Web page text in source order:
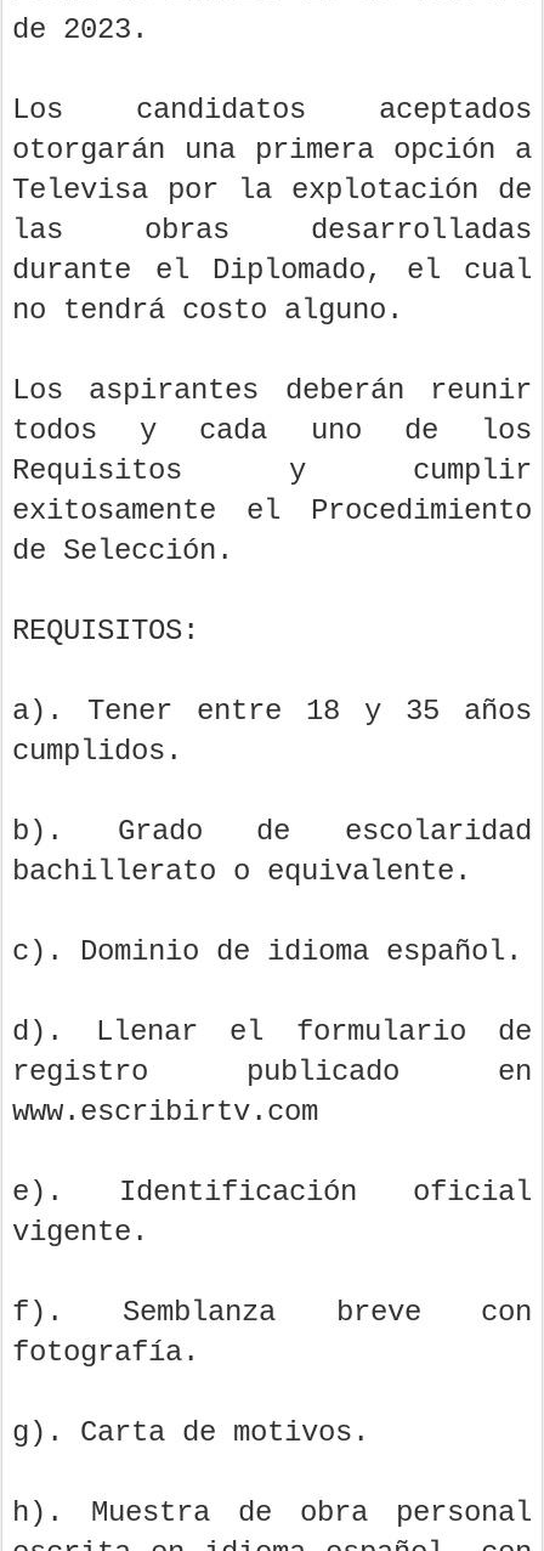
de 2023.
Los candidatos aceptados
otorgarán una primera opción a
Televisa por la explotación de
las obras desarrolladas
durante el Diplomado, el cual
no tendrá costo alguno.
Los aspirantes deberán reunir
todos y cada uno de los
Requisitos y cumplir
exitosamente el Procedimiento
de Selección.
REQUISITOS:
a). Tener entre 18 y 35 años
cumplidos.
b). Grado de escolaridad
bachillerato o equivalente.
c). Dominio de idioma español.
d). Llenar el formulario de
registro publicado en
www.escribirtv.com
e). Identificación oficial
vigente.
f). Semblanza breve con
fotografía.
g). Carta de motivos.
h). Muestra de obra personal